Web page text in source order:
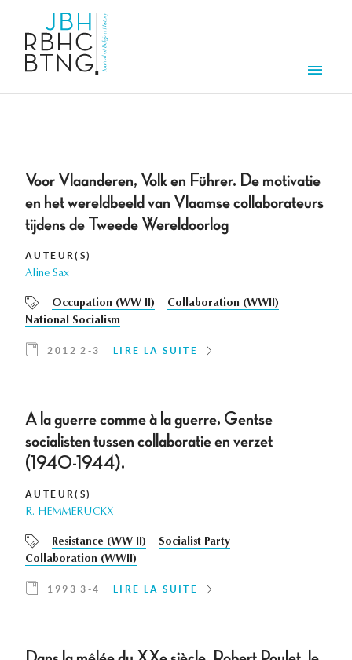
Voor Vlaanderen, Volk en Führer. De motivatie
en het wereldbeeld van Vlaamse collaborateurs
tijdens de Tweede Wereldoorlog
AUTEUR(S)
Aline Sax
Occupation (WW II)
Collaboration (WWII)
National Socialism
2012 2-3 LIRE LA SUITE
A la guerre comme à la guerre. Gentse
socialisten tussen collaboratie en verzet
(1940-1944).
AUTEUR(S)
R. HEMMERUCKX
Resistance (WW II)
Socialist Party
Collaboration (WWII)
1993 3-4 LIRE LA SUITE